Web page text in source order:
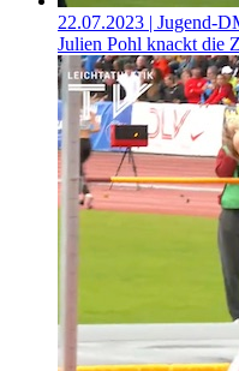
22.07.2023 | Jugend-
Julien Pohl knackt die